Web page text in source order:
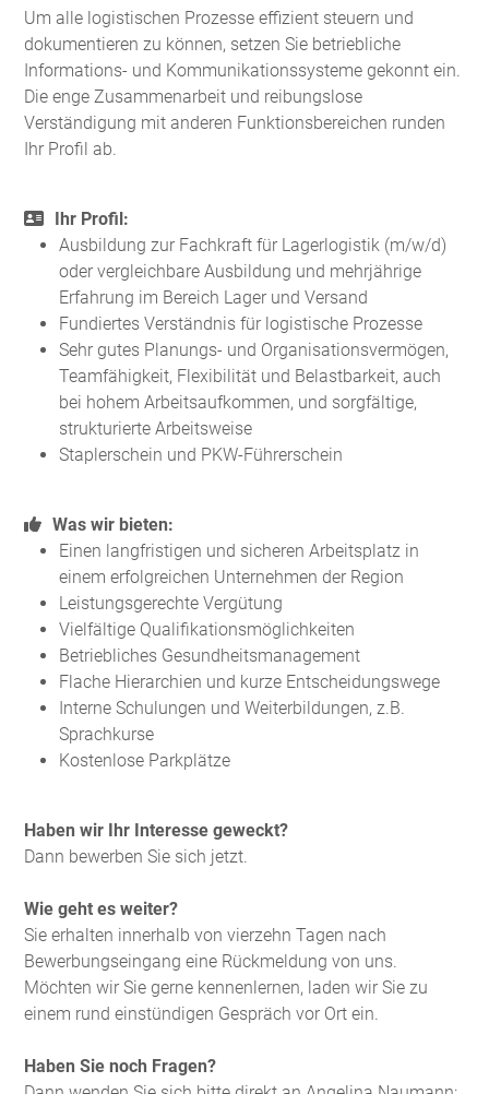
Um alle logistischen Prozesse effizient steuern und
dokumentieren zu können, setzen Sie betriebliche
Informations- und Kommunikationssysteme gekonnt ein.
Die enge Zusammenarbeit und reibungslose
Verständigung mit anderen Funktionsbereichen runden
Ihr Profil ab.
Ihr Profil:
Ausbildung zur Fachkraft für Lagerlogistik (m/w/d)
oder vergleichbare Ausbildung und mehrjährige
Erfahrung im Bereich Lager und Versand
Fundiertes Verständnis für logistische Prozesse
Sehr gutes Planungs- und Organisationsvermögen,
Teamfähigkeit, Flexibilität und Belastbarkeit, auch
bei hohem Arbeitsaufkommen, und sorgfältige,
strukturierte Arbeitsweise
Staplerschein und PKW-Führerschein
Was wir bieten:
Einen langfristigen und sicheren Arbeitsplatz in
einem erfolgreichen Unternehmen der Region
Leistungsgerechte Vergütung
Vielfältige Qualifikationsmöglichkeiten
Betriebliches Gesundheitsmanagement
Flache Hierarchien und kurze Entscheidungswege
Interne Schulungen und Weiterbildungen, z.B.
Sprachkurse
Kostenlose Parkplätze
Haben wir Ihr Interesse geweckt?
Dann bewerben Sie sich jetzt.
Wie geht es weiter?
Sie erhalten innerhalb von vierzehn Tagen nach
Bewerbungseingang eine Rückmeldung von uns.
Möchten wir Sie gerne kennenlernen, laden wir Sie zu
einem rund einstündigen Gespräch vor Ort ein.
Haben Sie noch Fragen?